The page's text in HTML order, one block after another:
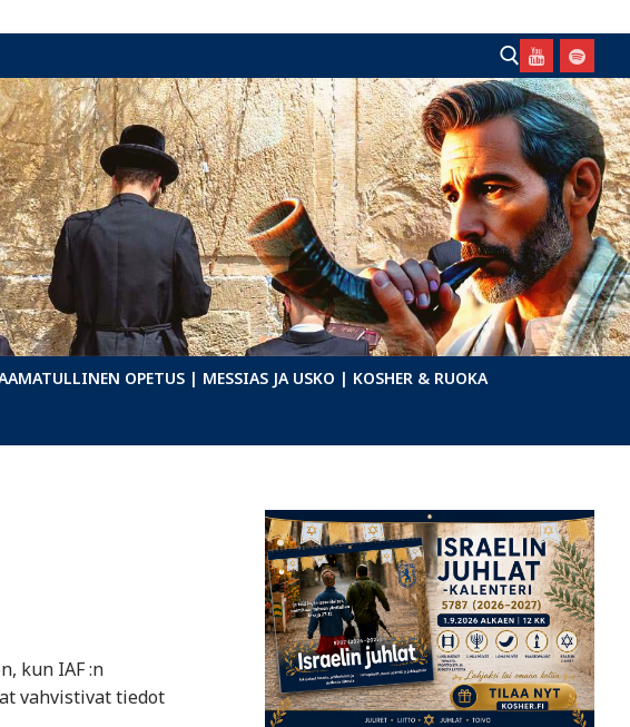
Hae:
OPETUS | MESSIAS JA USKO | KOSHER & RUOKA
kun IAF :n
vahvistivat tiedot